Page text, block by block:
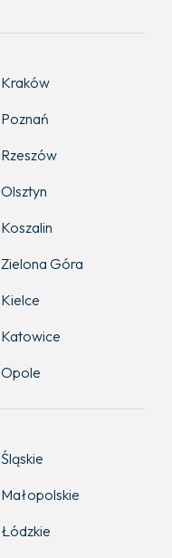
Kraków
Poznań
Rzeszów
Olsztyn
Koszalin
Zielona Góra
Kielce
Katowice
Opole
Śląskie
Małopolskie
Łódzkie